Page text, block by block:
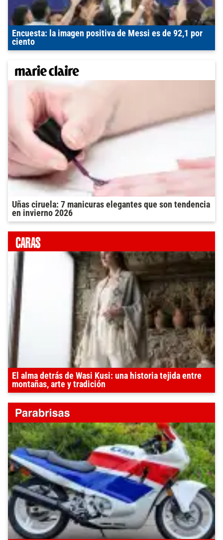
Encuesta: la imagen positiva de Messi es de 92,1 por
ciento
Uñas ciruela: 7 manicuras elegantes que son tendencia
en invierno 2026
El alma detrás de Wasi Kusi: una historia tejida entre
montañas, arte y tradición